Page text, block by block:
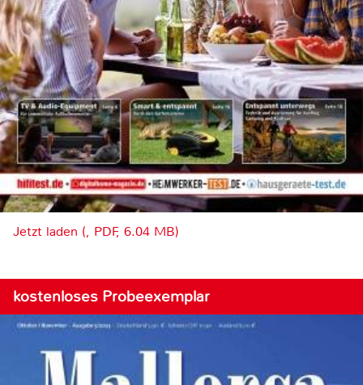
Jetzt laden (, PDF, 6.04 MB)
kostenloses Probeexemplar